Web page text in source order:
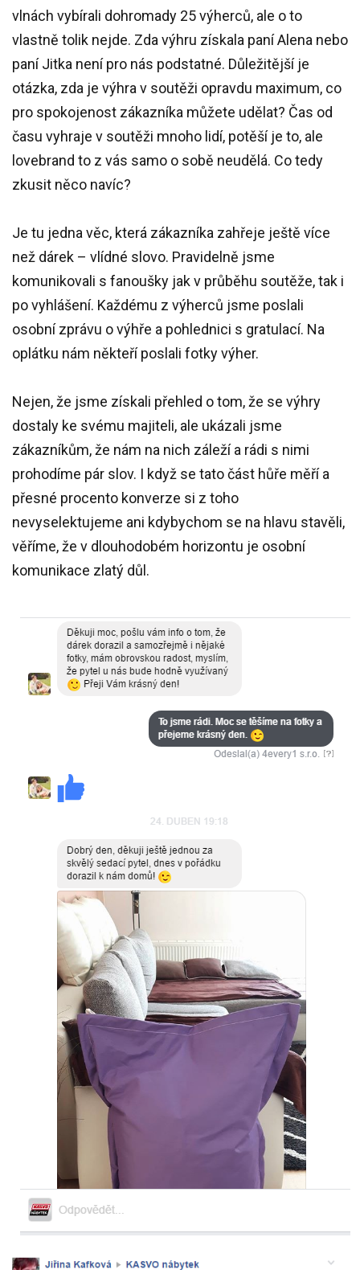
vlnách vybírali dohromady 25 výherců, ale o to
vlastně tolik nejde. Zda výhru získala paní Alena nebo
paní Jitka není pro nás podstatné. Důležitější je
otázka, zda je výhra v soutěži opravdu maximum, co
pro spokojenost zákazníka můžete udělat? Čas od
času vyhraje v soutěži mnoho lidí, potěší je to, ale
lovebrand to z vás samo o sobě neudělá. Co tedy
zkusit něco navíc?
Je tu jedna věc, která zákazníka zahřeje ještě více
než dárek – vlídné slovo. Pravidelně jsme
komunikovali s fanoušky jak v průběhu soutěže, tak i
po vyhlášení. Každému z výherců jsme poslali
osobní zprávu o výhře a pohlednici s gratulací. Na
oplátku nám někteří poslali fotky výher.
Nejen, že jsme získali přehled o tom, že se výhry
dostaly ke svému majiteli, ale ukázali jsme
zákazníkům, že nám na nich záleží a rádi s nimi
prohodíme pár slov. I když se tato část hůře měří a
přesné procento konverze si z toho
nevyselektujeme ani kdybychom se na hlavu stavěli,
věříme, že v dlouhodobém horizontu je osobní
komunikace zlatý důl.